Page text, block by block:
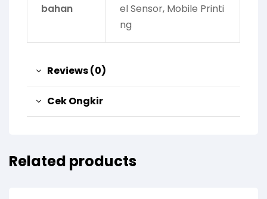
bahan
el Sensor, Mobile Printi
ng
Reviews (0)
Cek Ongkir
Related products